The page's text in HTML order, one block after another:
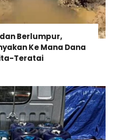
Berlumpur,
Ke Mana Dana
Teratai